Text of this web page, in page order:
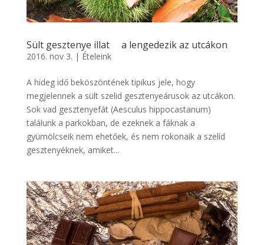
Sült gesztenye illat a lengedezik az utcákon
2016. nov 3. | Ételeink
A hideg idő beköszöntének tipikus jele, hogy
megjelennek a sült szelid gesztenyeárusok az utcákon.
Sok vad gesztenyefát (Aesculus hippocastanum)
találunk a parkokban, de ezeknek a fáknak a
gyümölcseik nem ehetőek, és nem rokonaik a szelíd
gesztenyéknek, amiket...